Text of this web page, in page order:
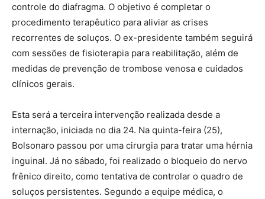
controle do diafragma. O objetivo é completar o
procedimento terapêutico para aliviar as crises
recorrentes de soluços. O ex-presidente também seguirá
com sessões de fisioterapia para reabilitação, além de
medidas de prevenção de trombose venosa e cuidados
clínicos gerais.
Esta será a terceira intervenção realizada desde a
internação, iniciada no dia 24. Na quinta-feira (25),
Bolsonaro passou por uma cirurgia para tratar uma hérnia
inguinal. Já no sábado, foi realizado o bloqueio do nervo
frênico direito, como tentativa de controlar o quadro de
soluços persistentes. Segundo a equipe médica, o